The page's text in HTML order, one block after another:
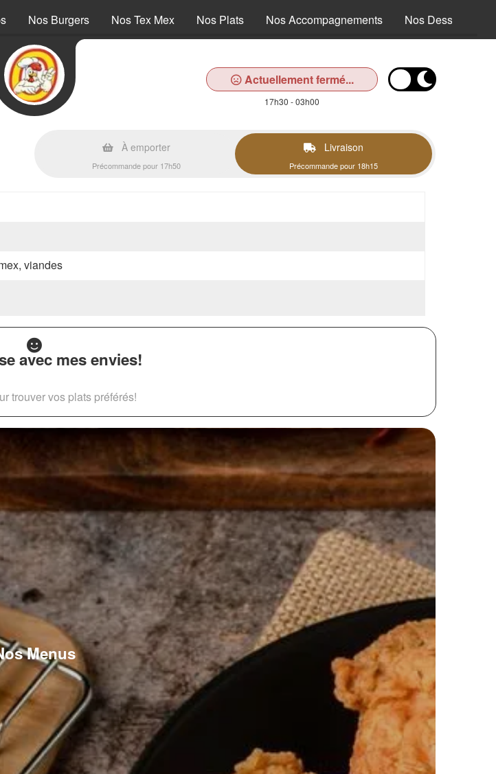
Nos Burgers Nos Tex Mex Nos Plats Nos Accompagnements Nos Desserts
Actuellement fermé...
17h30 - 03h00
À emporter
Précommande pour 17h50
Livraison
Précommande pour 18h15
viandes
avec mes envies!
trouver vos plats préférés!
Menus